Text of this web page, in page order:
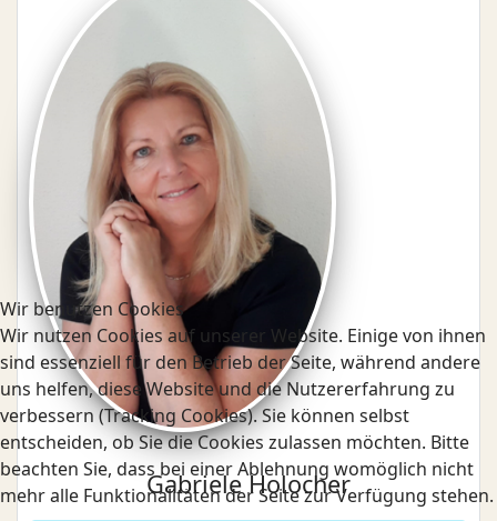
Gabriele Holocher
Wir benutzen Cookies
Wir nutzen Cookies auf unserer Website. Einige von ihnen
sind essenziell für den Betrieb der Seite, während andere
uns helfen, diese Website und die Nutzererfahrung zu
verbessern (Tracking Cookies). Sie können selbst
entscheiden, ob Sie die Cookies zulassen möchten. Bitte
beachten Sie, dass bei einer Ablehnung womöglich nicht
mehr alle Funktionalitäten der Seite zur Verfügung stehen.